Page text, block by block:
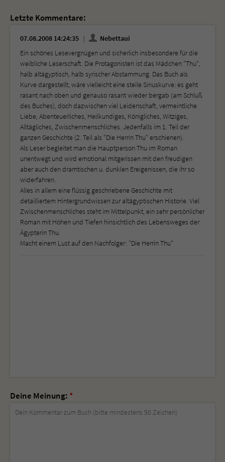
Letzte Kommentare:
07.08.2008 14:24:35
Nebettaui
Ein schönes Lesevergnügen und sicherlich insbesondere für die
weibliche Leserschaft. Die Protagonisten ist das Mädchen "Thu",
halb altägyptisch, halb syrischer Abstammung. Das Buch als
Kurve dargestellt, wäre vielleicht eine steile Sinuskurve: es geht
rasant nach oben und genauso rasant wieder bergab (am Schluß
des Buches), doch dazwischen viel Leidenschaft, vermeintliche
Liebe, Abenteuerliches, Heilkundiges, Königliches, Witziges,
Alltägliches, Zwischenmenschliches. Jedenfalls im 1. Teil der
ganzen Geschichte (2. Teil als "Die Herrin Thu" erschienen).
Als Leser begleitet man die Hauptperson Thu im Roman
unentwegt und wird emotional mitgerissen mit den freudigen
aber auch den dramtischen u. dunklen Ereigenissen, die ihr so
widerfahren.
Alles in allem eine flüssig geschriebene Geschichte mit
detailliertem Hintergrundwissen zur altägyptischen Historie. Viel
Zwischenmenschliches steht im Mittelpunkt, ein sehr persönlicher
Roman mit Höhen und Tiefen hinsichtlich des Lebensweges der
Ägypterin Thu.
Macht einem Lust auf den Nachfolger: "Die Herrin Thu"
Deine Meinung: *